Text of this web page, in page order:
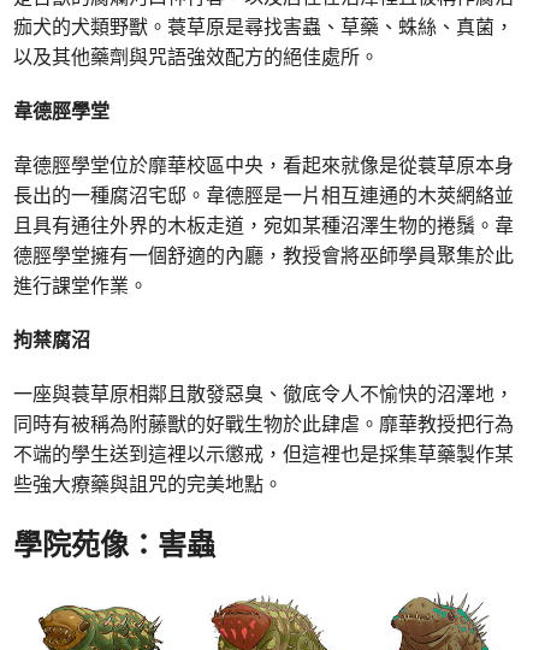
痂犬的犬類野獸。蓑草原是尋找害蟲、草藥、蛛絲、真菌，
以及其他藥劑與咒語強效配方的絕佳處所。
韋德脛學堂
韋德脛學堂位於靡華校區中央，看起來就像是從蓑草原本身
長出的一種腐沼宅邸。韋德脛是一片相互連通的木莢網絡並
且具有通往外界的木板走道，宛如某種沼澤生物的捲鬚。韋
德脛學堂擁有一個舒適的內廳，教授會將巫師學員聚集於此
進行課堂作業。
拘禁腐沼
一座與蓑草原相鄰且散發惡臭、徹底令人不愉快的沼澤地，
同時有被稱為附藤獸的好戰生物於此肆虐。靡華教授把行為
不端的學生送到這裡以示懲戒，但這裡也是採集草藥製作某
些強大療藥與詛咒的完美地點。
學院苑像：害蟲